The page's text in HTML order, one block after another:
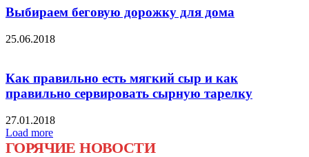
Выбираем беговую дорожку для дома
25.06.2018
Как правильно есть мягкий сыр и как
правильно сервировать сырную тарелку
27.01.2018
Load more
ГОРЯЧИЕ НОВОСТИ